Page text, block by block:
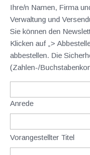
Ihre/n Namen, Firma
Verwaltung und
Sie können den
Klicken auf „>
abbestellen. Die
(Zahlen-/
Anrede
Vorangestellter Titel